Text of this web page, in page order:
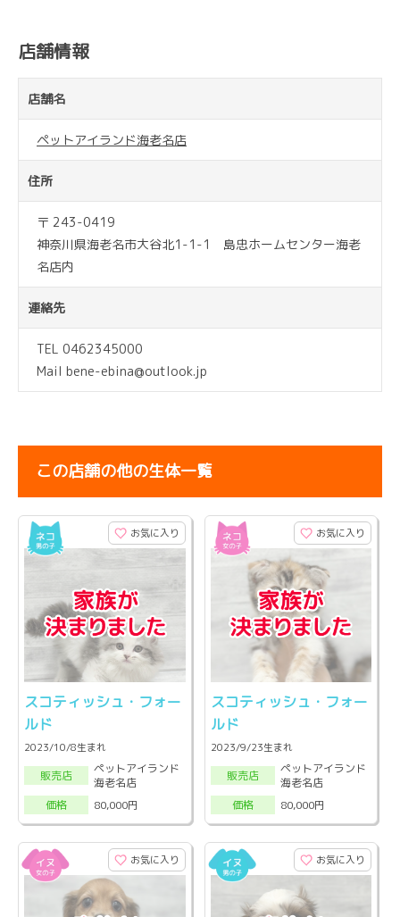
店舗情報
店舗名
ペットアイランド海老名店
住所
〒 243-0419
神奈川県海老名市大谷北1-1-1 島忠ホームセンター海老
名店内
連絡先
TEL 0462345000
Mail bene-ebina@outlook.jp
この店舗の他の生体一覧
お気に入り
スコティッシュ・フォー
ルド
2023/10/8生まれ
販売店
ペットアイランド
海老名店
価格
80,000円
お気に入り
スコティッシュ・フォー
ルド
2023/9/23生まれ
販売店
ペットアイランド
海老名店
価格
80,000円
お気に入り お気に入り